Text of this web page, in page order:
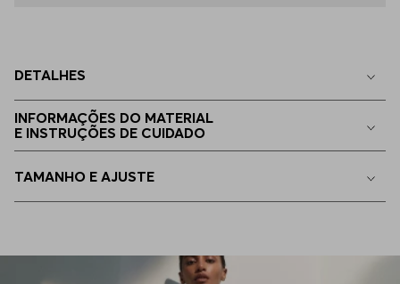
DETALHES
INFORMAÇÕES DO MATERIAL
E INSTRUÇÕES DE CUIDADO
TAMANHO E AJUSTE